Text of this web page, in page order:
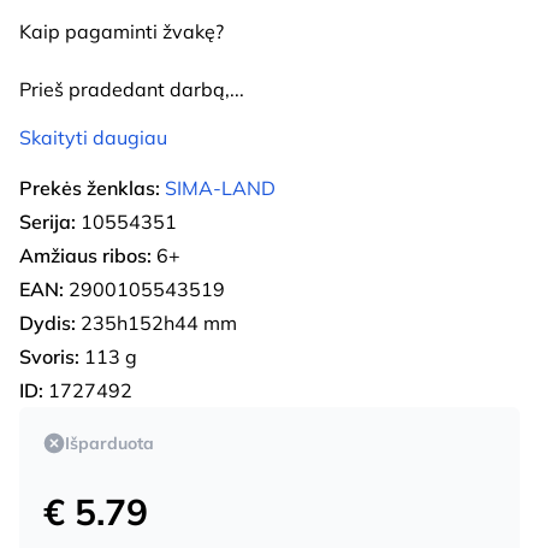
Kaip pagaminti žvakę?
Prieš pradedant darbą,...
Skaityti daugiau
Prekės ženklas: SIMA-LAND
Serija: 10554351
Amžiaus ribos: 6+
EAN: 2900105543519
Dydis: 235h152h44 mm
Svoris: 113 g
ID: 1727492
Išparduota
€ 5.79